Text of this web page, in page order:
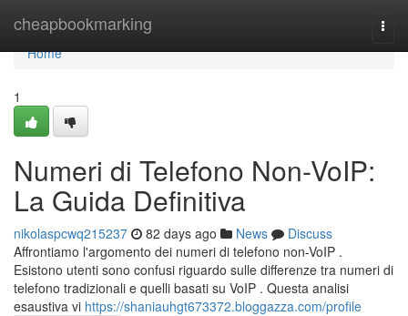
cheapbookmarking
Home
Home
1
Numeri di Telefono Non-VoIP:
La Guida Definitiva
nikolaspcwq215237 82 days ago News
Discuss
Affrontiamo l'argomento dei numeri di telefono non-VoIP .
Esistono utenti sono confusi riguardo sulle differenze tra numeri di
telefono tradizionali e quelli basati su VoIP . Questa analisi
esaustiva vi https://shaniauhgt673372.bloggazza.com/profile